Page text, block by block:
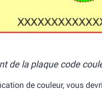
de la plaque code
de couleur, vous